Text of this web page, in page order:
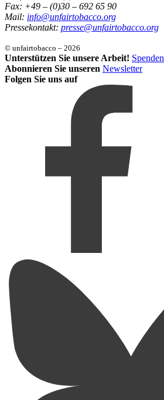
Fax: +49 – (0)30 – 692 65 90
Mail: info@unfairtobacco.org
Pressekontakt: presse@unfairtobacco.org
© unfairtobacco – 2026
Unterstützen Sie unsere Arbeit! Spenden
Abonnieren Sie unseren Newsletter
Folgen Sie uns auf